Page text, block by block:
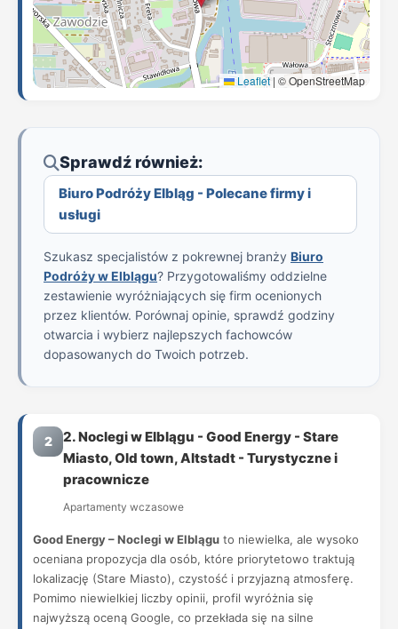
Leaflet | © OpenStreetMap
Sprawdź również:
Biuro Podróży Elbląg - Polecane firmy i
usługi
Szukasz specjalistów z pokrewnej branży Biuro
Podróży w Elblągu? Przygotowaliśmy oddzielne
zestawienie wyróżniających się firm ocenionych
przez klientów. Porównaj opinie, sprawdź godziny
otwarcia i wybierz najlepszych fachowców
dopasowanych do Twoich potrzeb.
2
2. Noclegi w Elblągu - Good Energy - Stare
Miasto, Old town, Altstadt - Turystyczne i
pracownicze
Apartamenty wczasowe
Good Energy – Noclegi w Elblągu to niewielka, ale wysoko
oceniana propozycja dla osób, które priorytetowo traktują
lokalizację (Stare Miasto), czystość i przyjazną atmosferę.
Pomimo niewielkiej liczby opinii, profil wyróżnia się
najwyższą oceną Google, co przekłada się na silne